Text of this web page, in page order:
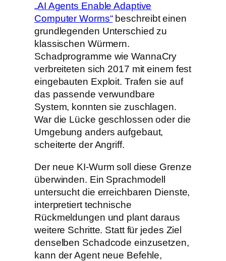
„AI Agents Enable Adaptive
Computer Worms“beschreibt einen
grundlegenden Unterschied zu
klassischen Würmern.
Schadprogramme wie WannaCry
verbreiteten sich 2017 mit einem fest
eingebauten Exploit. Trafen sie auf
das passende verwundbare
System, konnten sie zuschlagen.
War die Lücke geschlossen oder die
Umgebung anders aufgebaut,
scheiterte der Angriff.
Der neue KI-Wurm soll diese Grenze
überwinden. Ein Sprachmodell
untersucht die erreichbaren Dienste,
interpretiert technische
Rückmeldungen und plant daraus
weitere Schritte. Statt für jedes Ziel
denselben Schadcode einzusetzen,
kann der Agent neue Befehle,